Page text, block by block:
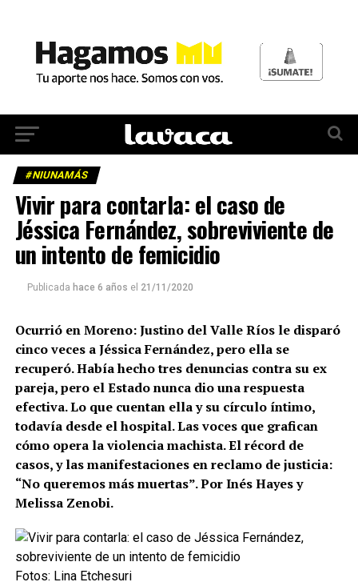
#NIUNAMÁS
Vivir para contarla: el caso de
Jéssica Fernández, sobreviviente de
un intento de femicidio
Publicada hace 6 años el 21/11/2020
Ocurrió en Moreno: Justino del Valle Ríos le disparó
cinco veces a Jéssica Fernández, pero ella se
recuperó. Había hecho tres denuncias contra su ex
pareja, pero el Estado nunca dio una respuesta
efectiva. Lo que cuentan ella y su círculo íntimo,
todavía desde el hospital. Las voces que grafican
cómo opera la violencia machista. El récord de
casos, y las manifestaciones en reclamo de justicia:
“No queremos más muertas”. Por Inés Hayes y
Melissa Zenobi.
Fotos: Lina Etchesuri